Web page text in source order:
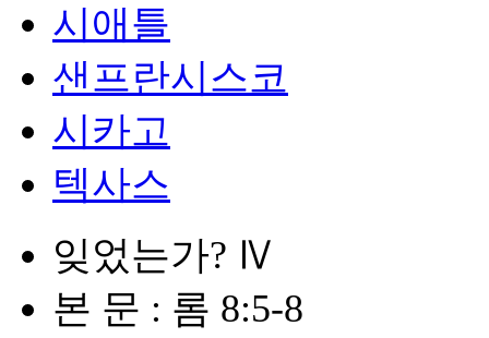
시애틀
샌프란시스코
시카고
텍사스
잊었는가? Ⅳ
본 문 : 롬 8:5-8